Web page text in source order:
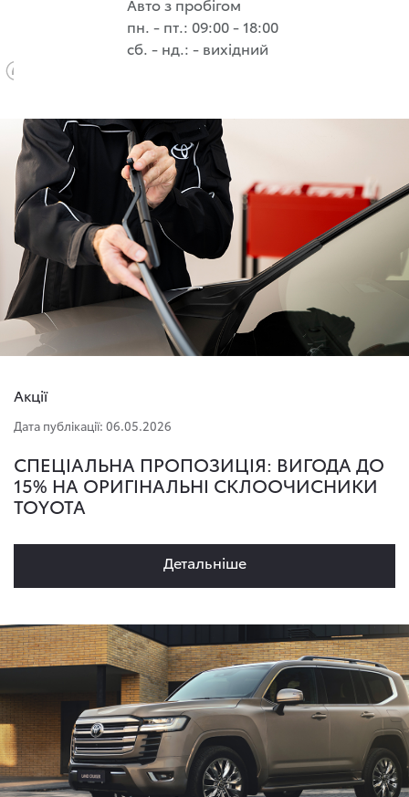
пн. - пт.: 09:00 - 18:00
сб. - нд.: - вихідний
Акції
Дата публікації: 06.05.2026
СПЕЦІАЛЬНА ПРОПОЗИЦІЯ: ВИГОДА ДО
15% НА ОРИГІНАЛЬНІ СКЛООЧИСНИКИ
TOYOTA
Детальнiше